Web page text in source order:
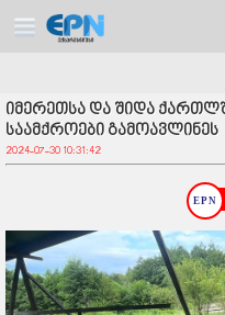
იმერეთსა და შიდა
საამქროები გამოავლინეს
2024-07-30 10:31:42